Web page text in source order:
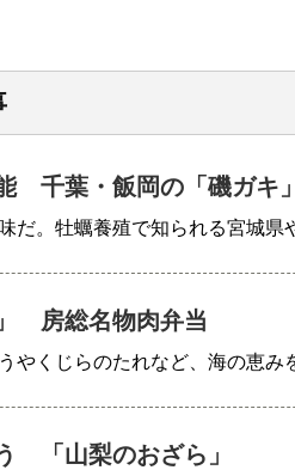
千葉・飯岡の「磯ガキ」
だ。牡蠣養殖で知られる宮城
房総名物肉弁当
やくじらのたれなど、海の恵
「山梨のおざら」